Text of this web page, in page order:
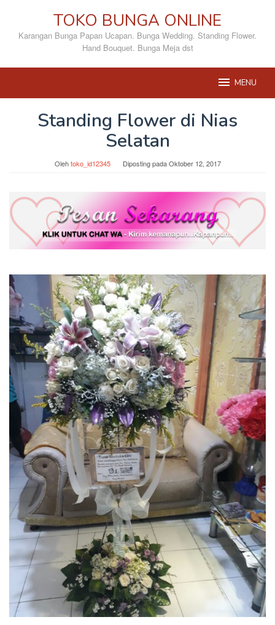
konten
TOKO BUNGA ONLINE
Karangan Bunga Papan Ucapan. Bunga Wedding. Standing Flower.
Hand Bouquet. Bunga Meja dst
MENU
Standing Flower di Nias
Selatan
Olehtoko_id12345 Diposting padaOktober 12, 2017